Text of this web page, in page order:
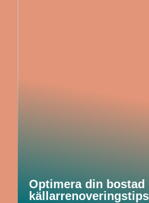
Optimera din bostad
källarrenoveringstips